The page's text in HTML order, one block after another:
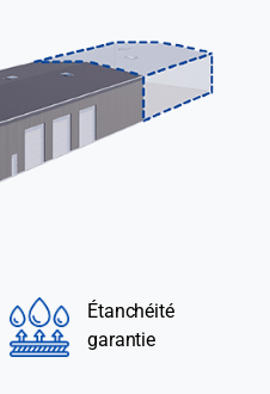
Étanchéité
garantie